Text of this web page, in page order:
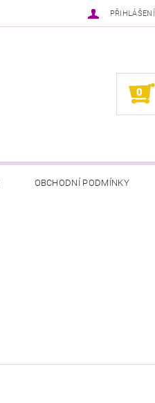
PŘIHLÁŠENÍ
0
OBCHODNÍ PODMÍNKY